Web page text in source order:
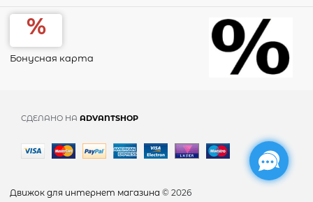
Бонусная карта
СДЕЛАНО НА ADVANTSHOP
Движок для интернет магазина © 2026